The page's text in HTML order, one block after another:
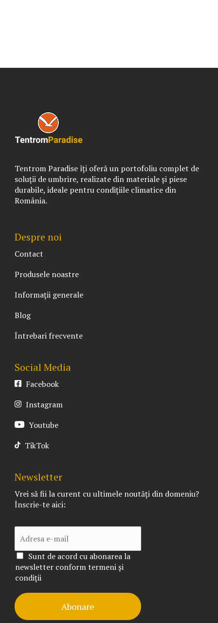
Tentrom Paradise îți oferă un portofoliu complet de
soluții de umbrire, realizate din materiale și piese
durabile, ideale pentru condițiile climatice din
România.
Despre noi
Contact
Produsele noastre
Informații generale
Blog
Întrebari frecvente
Social Media
Facebook
Instagram
Youtube
TikTok
Newsletter
Vrei să fii la curent cu ultimele noutăți din domeniu?
Înscrie-te aici:
Sunt de acord cu abonarea la
newsletter conform termeni și
condiții
Abonare